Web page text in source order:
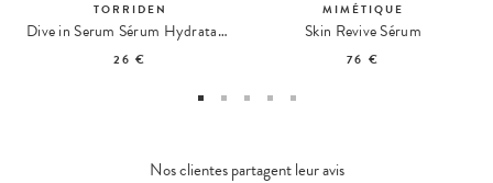
TORRIDEN
Dive in Serum Sérum Hydratant à l'Acide Hyaluronique
26 €
MIMÉTIQUE
Skin Revive Sérum
76 €
Nos clientes partagent leur avis